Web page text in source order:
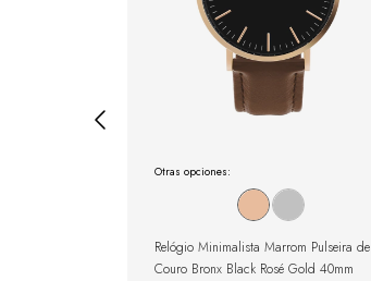
Otras opciones:
Relógio Minimalista Marrom Pulseira de
Couro Bronx Black Rosé Gold 40mm